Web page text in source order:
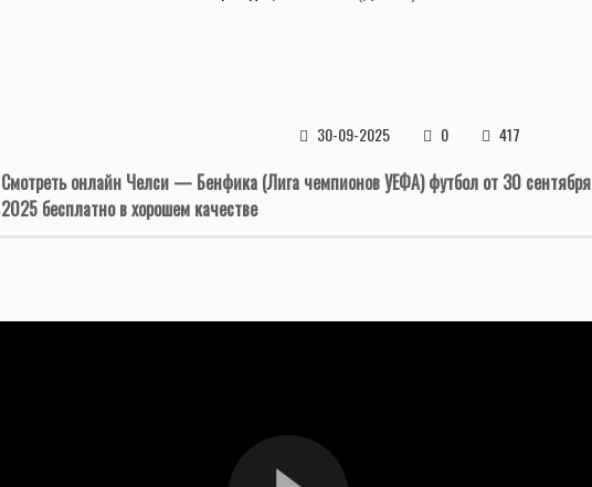
30-09-2025 0 417
Смотреть онлайн Челси — Бенфика (Лига чемпионов УЕФА) футбол от 30 сентября
2025 бесплатно в хорошем качестве